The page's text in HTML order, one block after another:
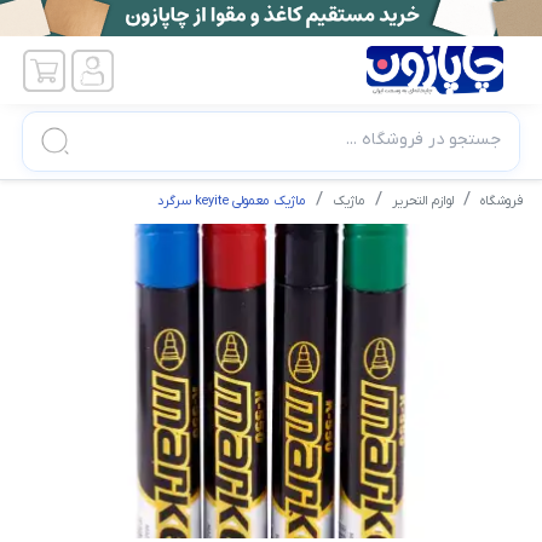
جستجو در فروشگاه ...
فروشگاه لوازم التحریر ماژیک ماژیک معمولی keyite سرگرد